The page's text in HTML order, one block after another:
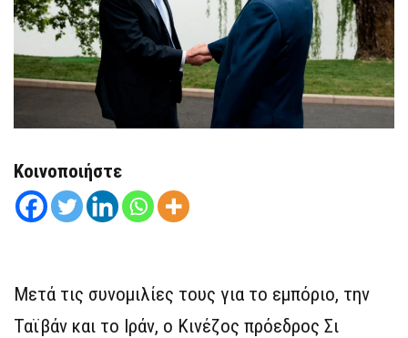
Κοινοποιήστε
Μετά τις συνομιλίες τους για το εμπόριο, την
Ταϊβάν και το Ιράν, ο Κινέζος πρόεδρος Σι